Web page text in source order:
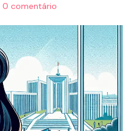
0 comentário